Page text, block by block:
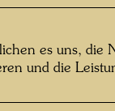
es uns, die
und die